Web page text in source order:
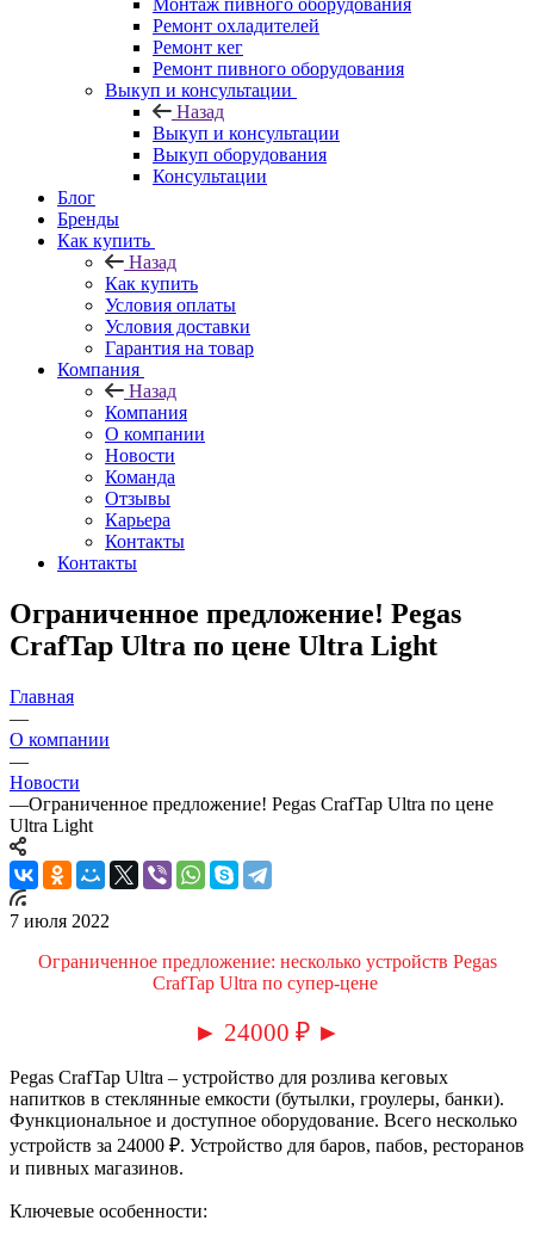
Монтаж пивного оборудования
Ремонт охладителей
Ремонт кег
Ремонт пивного оборудования
Выкуп и консультации
Назад
Выкуп и консультации
Выкуп оборудования
Консультации
Блог
Бренды
Как купить
Назад
Как купить
Условия оплаты
Условия доставки
Гарантия на товар
Компания
Назад
Компания
О компании
Новости
Команда
Отзывы
Карьера
Контакты
Контакты
Ограниченное предложение! Pegas
CrafTap Ultra по цене Ultra Light
Главная
—
О компании
—
Новости
—Ограниченное предложение! Pegas CrafTap Ultra по цене
Ultra Light
7 июля 2022
Ограниченное предложение: несколько устройств Pegas
CrafTap Ultra по супер-цене
► 24000 ₽ ►
Pegas CrafTap Ultra – устройство для розлива кеговых
напитков в стеклянные емкости (бутылки, гроулеры, банки).
Функциональное и доступное оборудование. Всего несколько
устройств за 24000 ₽. Устройство для баров, пабов, ресторанов
и пивных магазинов.
Ключевые особенности: